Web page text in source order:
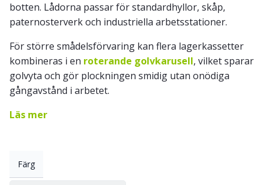
botten. Lådorna passar för standardhyllor, skåp,
paternosterverk och industriella arbetsstationer.
För större smådelsförvaring kan flera lagerkassetter
kombineras i en roterande golvkarusell, vilket sparar
golvyta och gör plockningen smidig utan onödiga
gångavstånd i arbetet.
Läs mer
Färg